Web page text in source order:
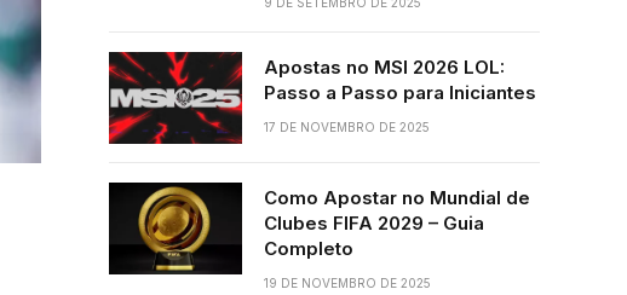
Apostas no MSI 2026 LOL:
Passo a Passo para Iniciantes
17 DE NOVEMBRO DE 2025
Como Apostar no Mundial de
Clubes FIFA 2029 – Guia
Completo
19 DE NOVEMBRO DE 2025